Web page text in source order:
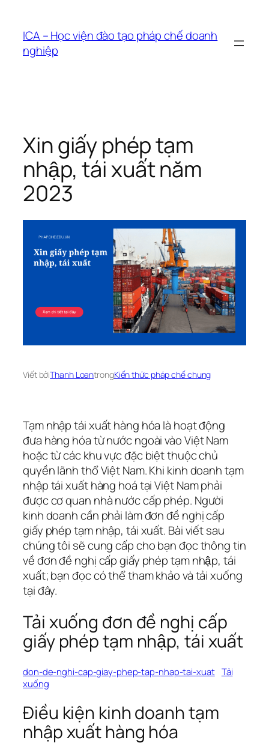
phầnICA – Học viện đào tạo pháp chế doanh
nghiệp
Xin giấy phép tạm
nhập, tái xuất năm
2023
Viết bởiThanh LoantrongKiến thức pháp chế chung
Tạm nhập tái xuất hàng hóa là hoạt động
đưa hàng hóa từ nước ngoài vào Việt Nam
hoặc từ các khu vực đặc biệt thuộc chủ
quyền lãnh thổ Việt Nam. Khi kinh doanh tạm
nhập tái xuất hàng hoá tại Việt Nam phải
được cơ quan nhà nước cấp phép. Người
kinh doanh cần phải làm đơn đề nghị cấp
giấy phép tạm nhập, tái xuất. Bài viết sau
chúng tôi sẽ cung cấp cho bạn đọc thông tin
về đơn đề nghị cấp giấy phép tạm nhập, tái
xuất; bạn đọc có thể tham khảo và tải xuống
tại đây.
Tải xuống đơn đề nghị cấp
giấy phép tạm nhập, tái xuất
don-de-nghi-cap-giay-phep-tap-nhap-tai-xuat Tải
xuống
Điều kiện kinh doanh tạm
nhập xuất hàng hóa